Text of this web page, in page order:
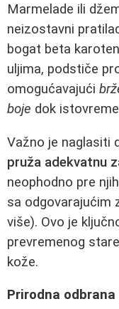
Marmelade ili
neizostavni
bogat beta
uljima, podstiče
omogućavajući
boje dok
Važno je naglasiti
pruža adekvatnu
neophodno pre
sa odgovarajućim
više). Ovo je
prevremenog
kože.
Prirodna